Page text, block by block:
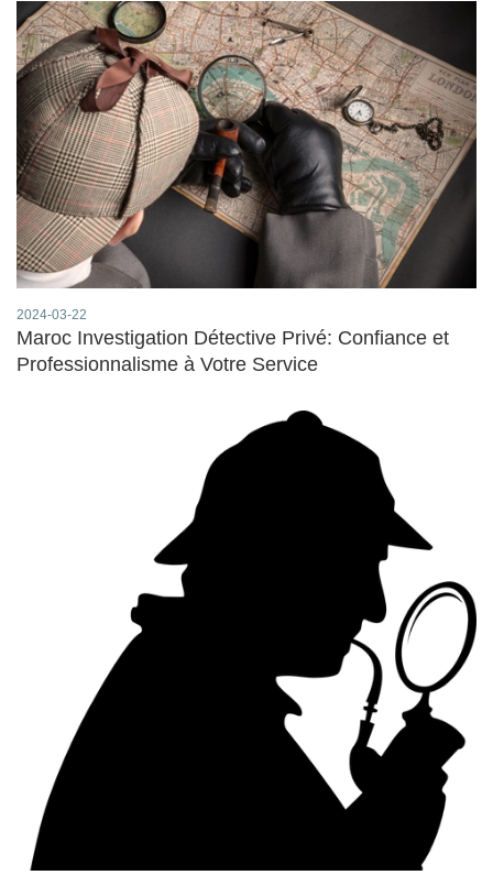
2024-03-22
Maroc Investigation Détective Privé: Confiance et
Professionnalisme à Votre Service